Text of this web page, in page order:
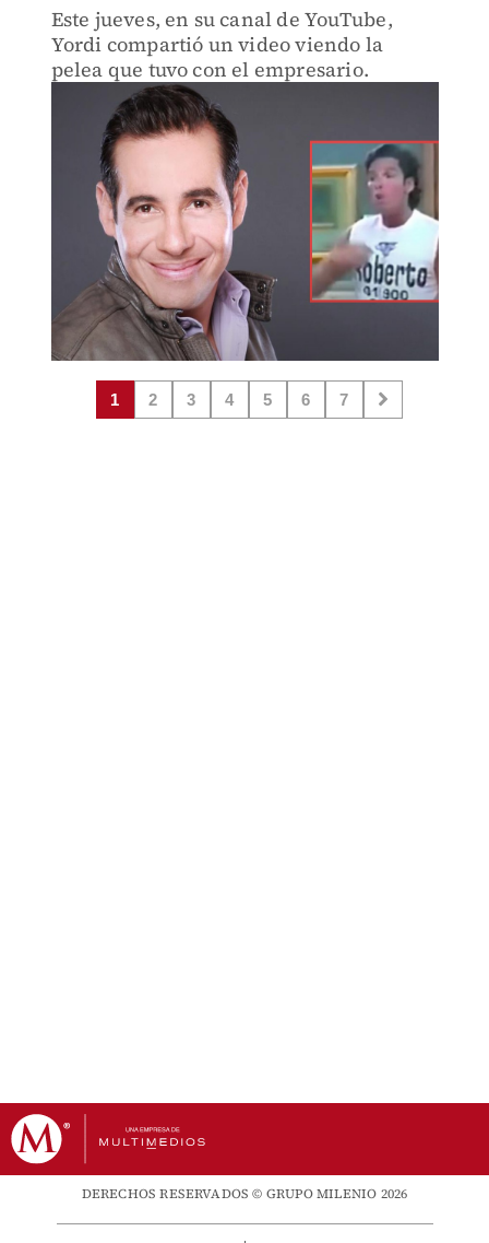
Este jueves, en su canal de YouTube,
Yordi compartió un video viendo la
pelea que tuvo con el empresario.
1 2 3 4 5 6 7
DERECHOS RESERVADOS © GRUPO MILENIO 2026